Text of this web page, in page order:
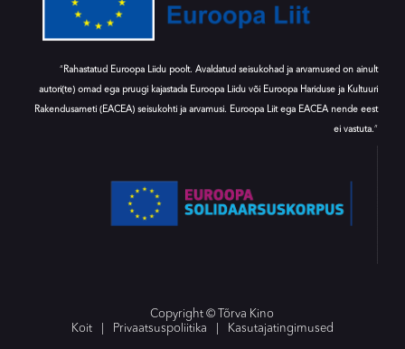
“Rahastatud Euroopa Liidu poolt. Avaldatud seisukohad ja arvamused on ainult
autori(te) omad ega pruugi kajastada Euroopa Liidu või Euroopa Hariduse ja Kultuuri
Rakendusameti (EACEA) seisukohti ja arvamusi. Euroopa Liit ega EACEA nende eest
ei vastuta.”
Copyright © Tõrva Kino
Koit
| Privaatsuspoliitika | Kasutajatingimused